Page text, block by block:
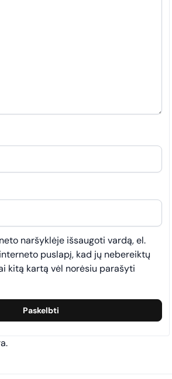
naršyklėje išsaugoti vardą, el.
puslapį, kad jų nebereiktų
kitą kartą vėl norėsiu parašyti